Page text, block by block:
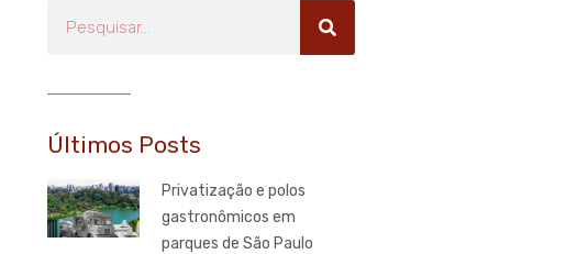
Últimos Posts
Privatização e polos
gastronômicos em
parques de São Paulo